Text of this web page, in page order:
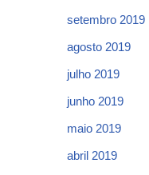
setembro 2019
agosto 2019
julho 2019
junho 2019
maio 2019
abril 2019